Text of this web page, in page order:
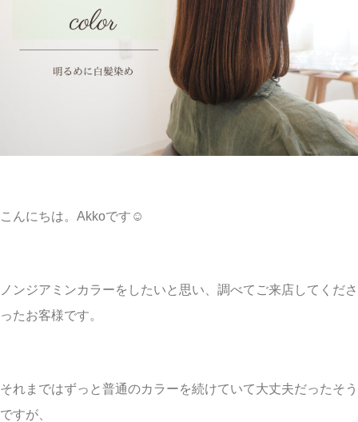
こんにちは。Akkoです☺︎
ノンジアミンカラーをしたいと思い、調べてご来店してくださ
ったお客様です。
それまではずっと普通のカラーを続けていて大丈夫だったそう
ですが、